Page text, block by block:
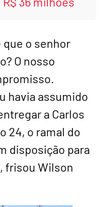
que o senhor
O nosso
havia assumido
a Carlos
24, o ramal do
disposição para
frisou Wilson